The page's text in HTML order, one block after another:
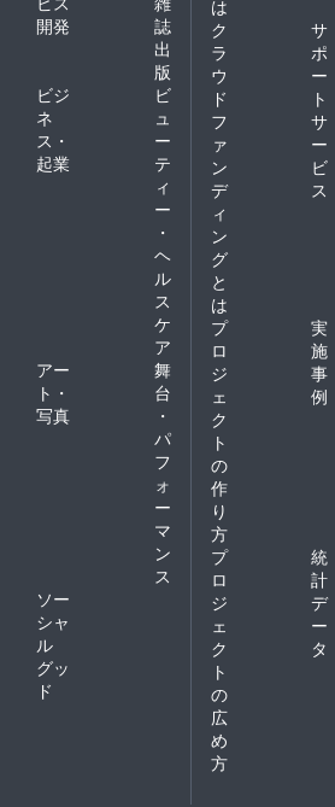
開発
誌
出
版
ビジ
ネ
ス・
起業
ビ
ュ
ー
テ
ィ
ー
・
ヘ
ル
ス
ケ
ア
アー
ト・
写真
舞
台
・
パ
フ
ォ
ー
マ
ン
ス
ソー
シャ
ル
グッ
ド
は
ク
ラ
ウ
ド
フ
ァ
ン
デ
ィ
ン
グ
と
は
サ
ポ
ー
ト
サ
ー
ビ
ス
プ
ロ
ジ
ェ
ク
ト
の
作
り
方
実
施
事
例
プ
ロ
ジ
ェ
ク
ト
の
広
め
方
統
計
デ
ー
タ